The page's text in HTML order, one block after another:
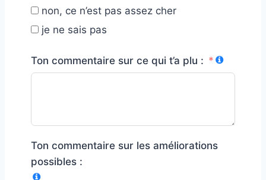
non, ce n’est pas assez cher
je ne sais pas
Ton commentaire sur ce qui t’a plu :
Ton commentaire sur les améliorations
possibles :